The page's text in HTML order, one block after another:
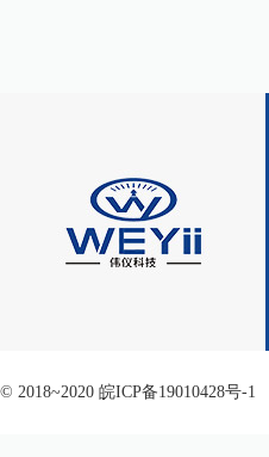
© 2018~2020 皖ICP备19010428号-1